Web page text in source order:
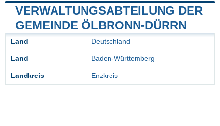
VERWALTUNGSABTEILUNG DER
GEMEINDE ÖLBRONN-DÜRRN
Land Deutschland
Land Baden-Württemberg
Landkreis Enzkreis